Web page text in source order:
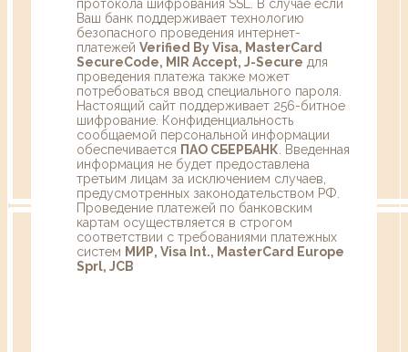
протокола шифрования SSL. В случае если
Ваш банк поддерживает технологию
безопасного проведения интернет-
платежей Verified By Visa, MasterCard
SecureCode, MIR Accept, J-Secure для
проведения платежа также может
потребоваться ввод специального пароля.
Настоящий сайт поддерживает 256-битное
шифрование. Конфиденциальность
сообщаемой персональной информации
обеспечивается ПАО СБЕРБАНК . Введенная
информация не будет предоставлена
третьим лицам за исключением случаев,
предусмотренных законодательством РФ.
Проведение платежей по банковским
картам осуществляется в строгом
соответствии с требованиями платежных
систем МИР, Visa Int., MasterCard Europe
Sprl, JCB